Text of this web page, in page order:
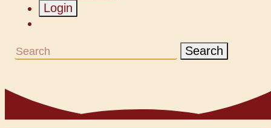
Login
Search